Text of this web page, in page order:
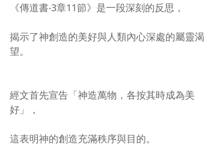
《傳道書‧3章11節》是一段深刻的反思，
揭示了神創造的美好與人類內心深處的屬靈渴
望。
經文首先宣告「神造萬物，各按其時成為美
好」，
這表明神的創造充滿秩序與目的。